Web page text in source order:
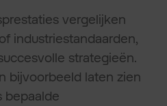
vergelijken
industriestandaarden,
strategieën.
bijvoorbeeld laten zien
bepaalde